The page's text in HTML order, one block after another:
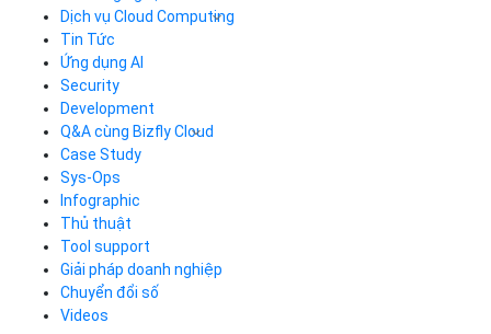
Dịch vụ Cloud Computing
Cloud Server
CDN
Load Balancer
Auto Scaling
Container Registry
Kubernetes
Cloud Database
Call Center
Business Email
Simple Storage
VOD
VPN
Traffic Manager
Cloud VPS
Tin Tức
Ứng dụng AI
Security
Development
Q&A cùng Bizfly Cloud
Q&A về Bizfly Cloud Server
Thao tác kết nối tới server
Videos
Q&A về Bizfly Business Email
Videos
Case Study
Sys-Ops
Infographic
Thủ thuật
Tool support
Giải pháp doanh nghiệp
Chuyển đổi số
Videos